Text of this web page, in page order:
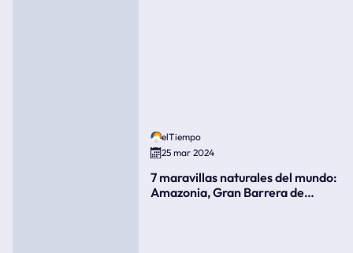
elTiempo
25 mar 2024
7 maravillas naturales del mundo:
Amazonia, Gran Barrera de